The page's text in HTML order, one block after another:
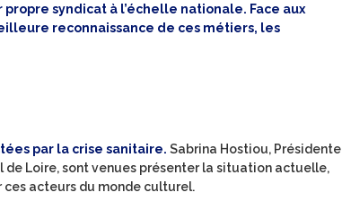
syndicat à l’échelle nationale. Face aux
reconnaissance de ces métiers, les
par la crise sanitaire. Sabrina Hostiou, Présidente
de Loire, sont venues présenter la situation actuelle,
acteurs du monde culturel.